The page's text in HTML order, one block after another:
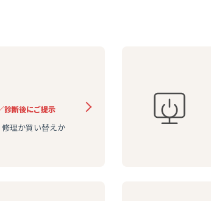
理か買い替えか
診断後にご提示